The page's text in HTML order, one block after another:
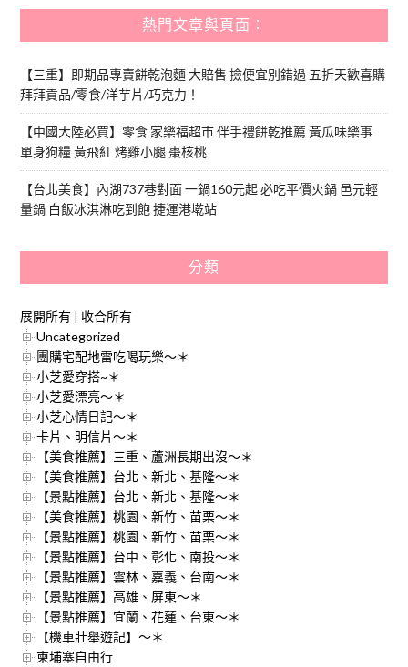
熱門文章與頁面︰
【三重】即期品專賣餅乾泡麵 大賠售 撿便宜別錯過 五折天歡喜購
拜拜貢品/零食/洋芋片/巧克力！
【中國大陸必買】零食 家樂福超市 伴手禮餅乾推薦 黃瓜味樂事
單身狗糧 黃飛紅 烤雞小腿 棗核桃
【台北美食】內湖737巷對面 一鍋160元起 必吃平價火鍋 邑元輕
量鍋 白飯冰淇淋吃到飽 捷運港墘站
分類
展開所有 | 收合所有
Uncategorized
團購宅配地雷吃喝玩樂～＊
小芝愛穿搭~＊
小芝愛漂亮～＊
小芝心情日記～＊
卡片、明信片～＊
【美食推薦】三重、蘆洲長期出沒～＊
【美食推薦】台北、新北、基隆～＊
【景點推薦】台北、新北、基隆～＊
【美食推薦】桃園、新竹、苗栗～＊
【景點推薦】桃園、新竹、苗栗～＊
【景點推薦】台中、彰化、南投～＊
【景點推薦】雲林、嘉義、台南～＊
【景點推薦】高雄、屏東～＊
【景點推薦】宜蘭、花蓮、台東～＊
【機車壯舉遊記】～＊
柬埔寨自由行